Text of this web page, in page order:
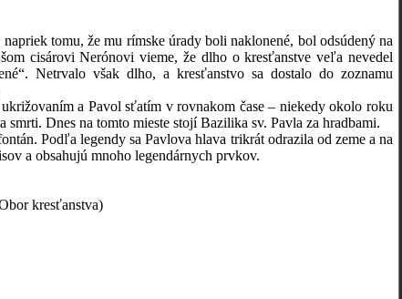
tomu, že mu rímske úrady boli naklonené, bol odsúdený na
cisárovi Nerónovi vieme, že dlho o kresťanstve veľa nevedel
Netrvalo však dlho, a kresťanstvo sa dostalo do zoznamu
a Pavol sťatím v rovnakom čase – niekedy okolo roku
Dnes na tomto mieste stojí Bazilika sv. Pavla za hradbami.
Podľa legendy sa Pavlova hlava trikrát odrazila od zeme a na
a obsahujú mnoho legendárnych prvkov.
kresťanstva)